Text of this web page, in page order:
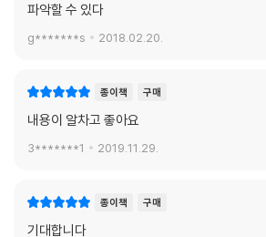
파악할 수 있다
g*******s 2018.02.20.
종이책 구매
내용이 알차고 좋아요
3*******1 2019.11.29.
종이책 구매
기대합니다